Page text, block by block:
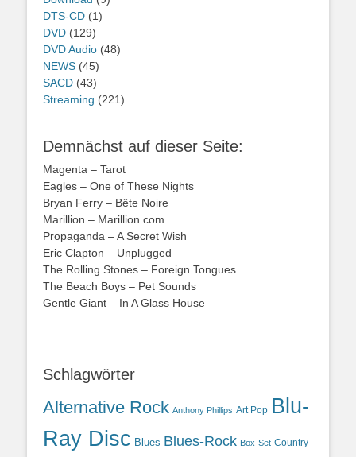
DTS-CD (1)
DVD (129)
DVD Audio (48)
NEWS (45)
SACD (43)
Streaming (221)
Demnächst auf dieser Seite:
Magenta – Tarot
Eagles – One of These Nights
Bryan Ferry – Bête Noire
Marillion – Marillion.com
Propaganda – A Secret Wish
Eric Clapton – Unplugged
The Rolling Stones – Foreign Tongues
The Beach Boys – Pet Sounds
Gentle Giant – In A Glass House
Schlagwörter
Alternative Rock Anthony Phillips Art Pop Blu-
Ray Disc Blues Blues-Rock Box-Set Country